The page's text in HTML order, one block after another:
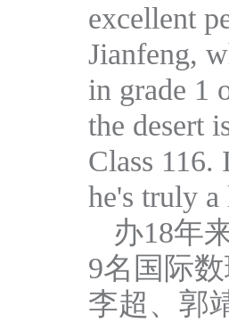
excellent
Jianfeng,
in grade 1
the desert
Class 116.
he's truly a
办18年
9名国际
李超、郭